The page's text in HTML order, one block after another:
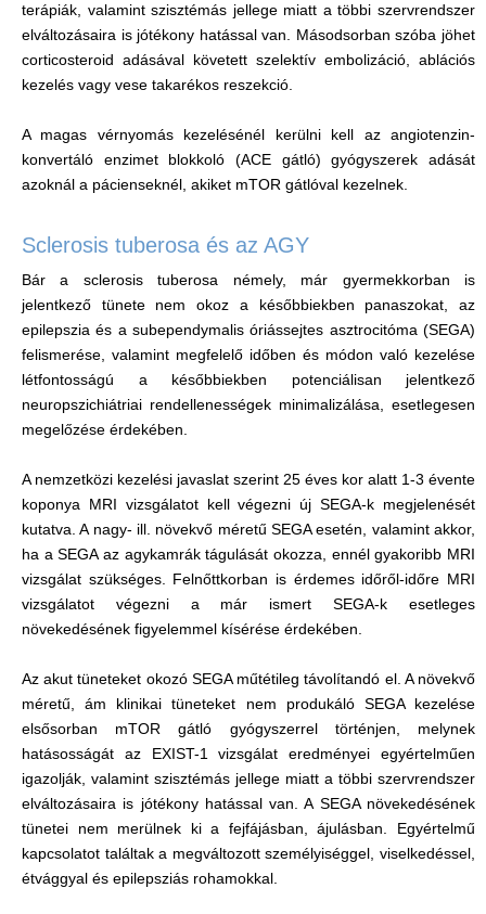
terápiák, valamint szisztémás jellege miatt a többi szervrendszer
elváltozásaira is jótékony hatással van. Másodsorban szóba jöhet
corticosteroid adásával követett szelektív embolizáció, ablációs
kezelés vagy vese takarékos reszekció.
A magas vérnyomás kezelésénél kerülni kell az angiotenzin-
konvertáló enzimet blokkoló (ACE gátló) gyógyszerek adását
azoknál a pácienseknél, akiket mTOR gátlóval kezelnek.
Sclerosis tuberosa és az AGY
Bár a sclerosis tuberosa némely, már gyermekkorban is
jelentkező tünete nem okoz a későbbiekben panaszokat, az
epilepszia és a subependymalis óriássejtes asztrocitóma (SEGA)
felismerése, valamint megfelelő időben és módon való kezelése
létfontosságú a későbbiekben potenciálisan jelentkező
neuropszichiátriai rendellenességek minimalizálása, esetlegesen
megelőzése érdekében.
A nemzetközi kezelési javaslat szerint 25 éves kor alatt 1-3 évente
koponya MRI vizsgálatot kell végezni új SEGA-k megjelenését
kutatva. A nagy- ill. növekvő méretű SEGA esetén, valamint akkor,
ha a SEGA az agykamrák tágulását okozza, ennél gyakoribb MRI
vizsgálat szükséges. Felnőttkorban is érdemes időről-időre MRI
vizsgálatot végezni a már ismert SEGA-k esetleges
növekedésének figyelemmel kísérése érdekében.
Az akut tüneteket okozó SEGA műtétileg távolítandó el. A növekvő
méretű, ám klinikai tüneteket nem produkáló SEGA kezelése
elsősorban mTOR gátló gyógyszerrel történjen, melynek
hatásosságát az EXIST-1 vizsgálat eredményei egyértelműen
igazolják, valamint szisztémás jellege miatt a többi szervrendszer
elváltozásaira is jótékony hatással van. A SEGA növekedésének
tünetei nem merülnek ki a fejfájásban, ájulásban. Egyértelmű
kapcsolatot találtak a megváltozott személyiséggel, viselkedéssel,
étvággyal és epilepsziás rohamokkal.